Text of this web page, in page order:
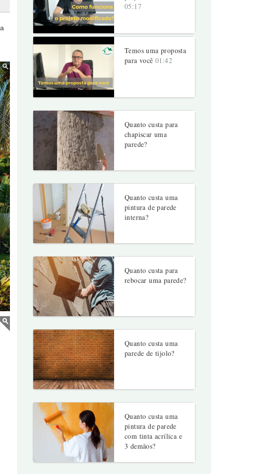
05:17
Temos uma proposta
para você01:42
Quanto custa para
chapiscar uma
parede?
Quanto custa uma
pintura de parede
interna?
Quanto custa para
rebocar uma parede?
Quanto custa uma
parede de tijolo?
Quanto custa uma
pintura de parede
com tinta acrílica e
3 demãos?